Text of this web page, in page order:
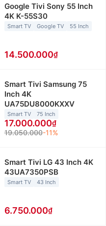
Google Tivi Sony 55 Inch
4K K-55S30
Smart TV Google TV 55 Inch
14.500.000
Smart Tivi Samsung 75
Inch 4K
UA75DU8000KXXV
Smart TV 75 Inch
17.000.000
19.050.000-11%
Smart Tivi LG 43 Inch 4K
43UA7350PSB
Smart TV 43 Inch
6.750.000